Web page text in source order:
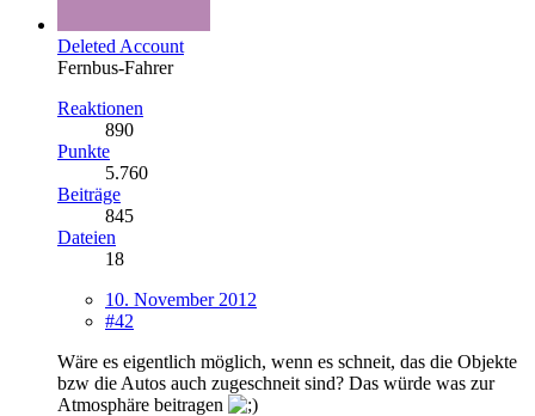
Deleted Account
Fernbus-Fahrer
Reaktionen
890
Punkte
5.760
Beiträge
845
Dateien
18
10. November 2012
#42
Wäre es eigentlich möglich, wenn es schneit, das die Objekte
bzw die Autos auch zugeschneit sind? Das würde was zur
Atmosphäre beitragen